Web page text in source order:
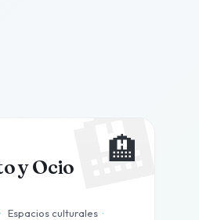
🏨
🏨
y Ocio
· Espacios culturales ·